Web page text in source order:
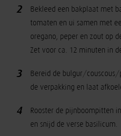
2
Bekleed een bakplaat met
tomaten en ui samen met
oregano, peper en zout op
Zet voor ca. 12 minuten in
3
Bereid de bulgur/
de verpakking en laat
4
Rooster de pijnboompitten
en snijd de verse basilicum.